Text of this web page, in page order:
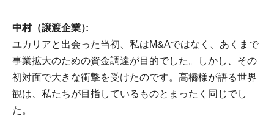
中村（譲渡企業）
ユカリアと出会った当初、私はM&Aではなく、あくまで
事業拡大のための資金調達が目的でした。しかし、その
初対面で大きな衝撃を受けたのです。高橋様が語る世界
観は、私たちが目指しているものとまったく同じでし
た。